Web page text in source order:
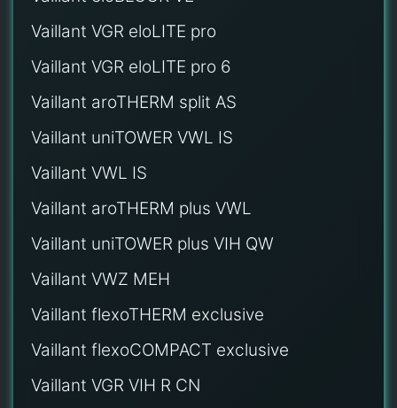
Vaillant VGR eloLITE pro
Vaillant VGR eloLITE pro 6
Vaillant aroTHERM split AS
Vaillant uniTOWER VWL IS
Vaillant VWL IS
Vaillant aroTHERM plus VWL
Vaillant uniTOWER plus VIH QW
Vaillant VWZ MEH
Vaillant flexoTHERM exclusive
Vaillant flexoCOMPACT exclusive
Vaillant VGR VIH R CN